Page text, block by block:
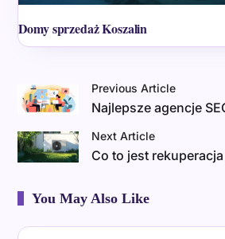
Domy sprzedaż Koszalin
Previous Article
Najlepsze agencje
Next Article
Co to jest
You May Also Like